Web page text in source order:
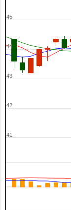
41
42
43
44
45